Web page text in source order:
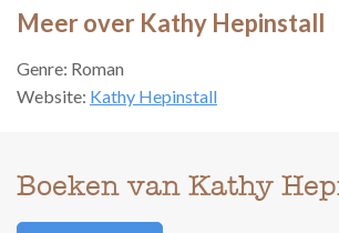
Meer over Kathy Hepinstall
Genre: Roman
Website: Kathy Hepinstall
Boeken van Kathy